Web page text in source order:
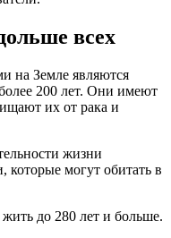
всех
Земле являются
200 лет. Они имеют
их от рака и
жизни
которые могут обитать в
до 280 лет и больше.